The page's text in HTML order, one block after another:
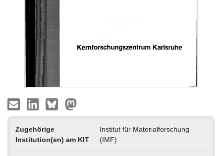
Zugehörige
Institution(en) am KIT
Institut für Materialforschung
(IMF)